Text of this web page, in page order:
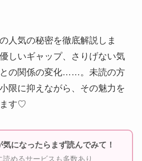
人気の秘密を徹底解説しま
しいギャップ、さりげない気
の関係の変化……。未読の方
限に抑えながら、その魅力を
す♡
になったらまず読んでみて！
読めるサービスも多数あり